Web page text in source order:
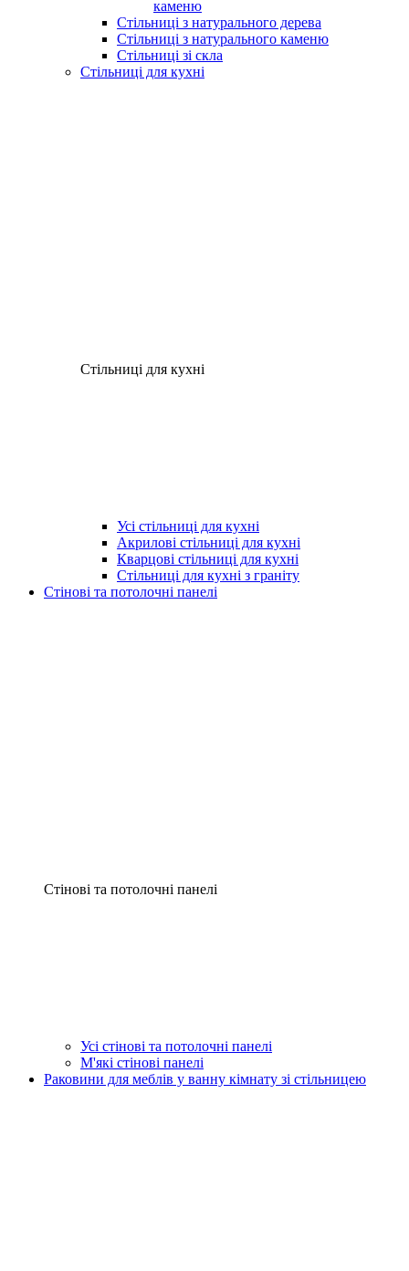
каменю
Стільниці з натурального дерева
Стільниці з натурального каменю
Стільниці зі скла
Стільниці для кухні
Стільниці для кухні
Усі стільниці для кухні
Акрилові стільниці для кухні
Кварцові стільниці для кухні
Стільниці для кухні з граніту
Стінові та потолочні панелі
Стінові та потолочні панелі
Усі стінові та потолочні панелі
М'які стінові панелі
Раковини для меблів у ванну кімнату зі стільницею